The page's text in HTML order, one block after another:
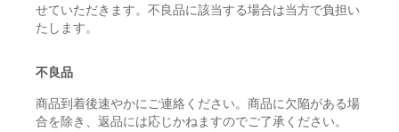
せていただきます。不良品に該当する場合は当方で負担い
たします。
不良品
商品到着後速やかにご連絡ください。商品に欠陥がある場
合を除き、返品には応じかねますのでご了承ください。